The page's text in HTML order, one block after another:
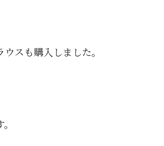
スも購入しました。